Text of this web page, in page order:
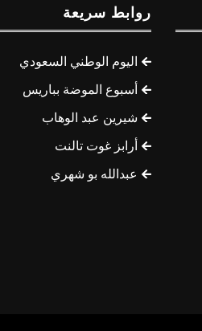
روابط سريعة
اليوم الوطني السعودي
أسبوع الموضة بباريس
شيرين عبد الوهاب
أرابز غوت تالنت
عبدالله بو شهري